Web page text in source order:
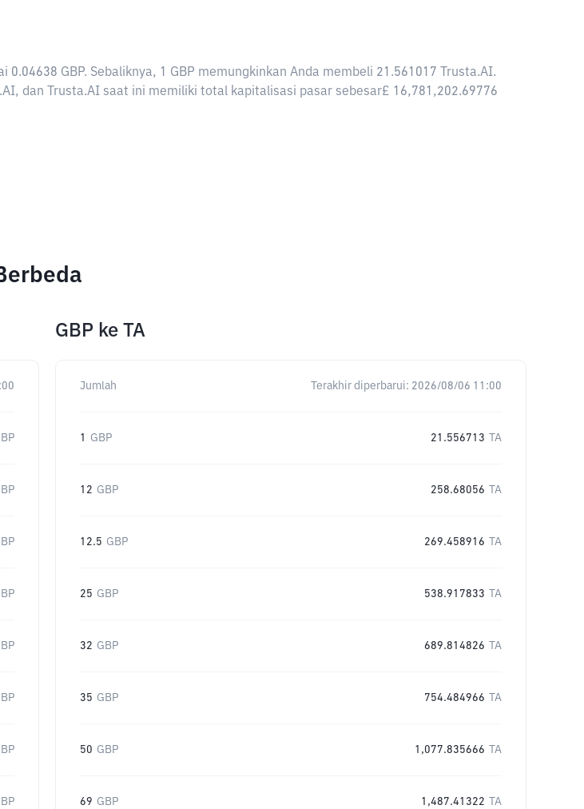
0.04638 GBP. Sebaliknya, 1 GBP memungkinkan Anda membeli 21.561017 Trusta.AI.
dan Trusta.AI saat ini memiliki total kapitalisasi pasar sebesar£ 16,781,202.69776
GBP ke TA
Jumlah Terakhir diperbarui: 2026/08/06 11:00
1 GBP 21.556713 TA
12 GBP 258.68056 TA
12.5 GBP 269.458916 TA
25 GBP 538.917833 TA
32 GBP 689.814826 TA
35 GBP 754.484966 TA
50 GBP 1,077.835666 TA
69 GBP 1,487.41322 TA